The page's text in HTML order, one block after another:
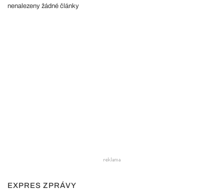
nenalezeny žádné články
EXPRES ZPRÁVY